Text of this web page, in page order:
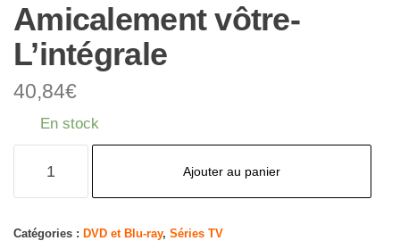
Amicalement vôtre-
L’intégrale
40,84€
En stock
vôtre-
Ajouter au panier
Catégories : DVD et Blu-ray, Séries TV